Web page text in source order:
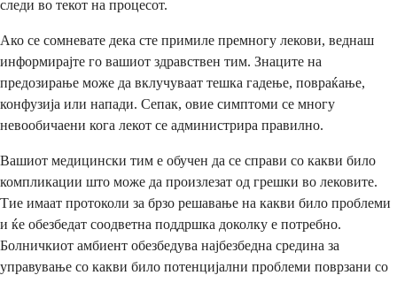
следи во текот на процесот.
Ако се сомневате дека сте примиле премногу лекови, веднаш
информирајте го вашиот здравствен тим. Знаците на
предозирање може да вклучуваат тешка гадење, повраќање,
конфузија или напади. Сепак, овие симптоми се многу
невообичаени кога лекот се администрира правилно.
Вашиот медицински тим е обучен да се справи со какви било
компликации што може да произлезат од грешки во лековите.
Тие имаат протоколи за брзо решавање на какви било проблеми
и ќе обезбедат соодветна поддршка доколку е потребно.
Болничкиот амбиент обезбедува најбезбедна средина за
управување со какви било потенцијални проблеми поврзани со